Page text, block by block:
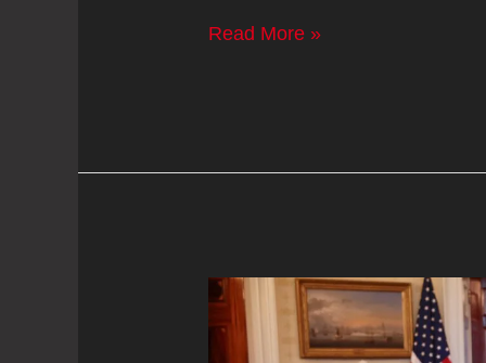
Netanyahu,
la
considera
“una
buena
Read More »